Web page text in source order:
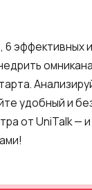
6 эффективных
удобный и
от UniTalk —